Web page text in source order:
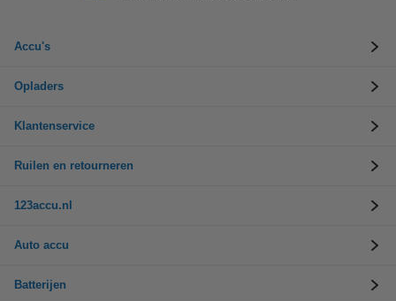
Accu's
Opladers
Klantenservice
Ruilen en retourneren
123accu.nl
Auto accu
Batterijen